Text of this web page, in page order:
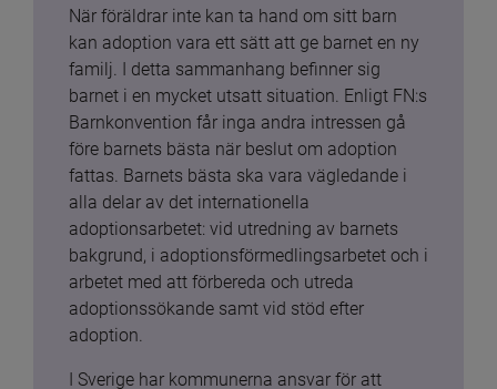
När föräldrar inte kan ta hand om sitt barn
kan adoption vara ett sätt att ge barnet en ny
familj. I detta sammanhang befinner sig
barnet i en mycket utsatt situation. Enligt FN:s
Barnkonvention får inga andra intressen gå
före barnets bästa när beslut om adoption
fattas. Barnets bästa ska vara vägledande i
alla delar av det internationella
adoptionsarbetet: vid utredning av barnets
bakgrund, i adoptionsförmedlingsarbetet och i
arbetet med att förbereda och utreda
adoptionssökande samt vid stöd efter
adoption.
I Sverige har kommunerna ansvar för att